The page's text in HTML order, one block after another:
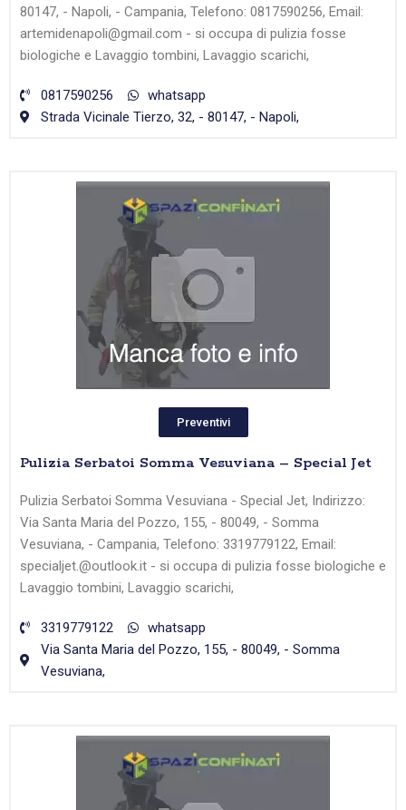
80147, - Napoli, - Campania, Telefono: 0817590256, Email:
artemidenapoli@gmail.com - si occupa di pulizia fosse
biologiche e Lavaggio tombini, Lavaggio scarichi,
0817590256
whatsapp
Strada Vicinale Tierzo, 32, - 80147, - Napoli,
Preventivi
Pulizia Serbatoi Somma Vesuviana – Special Jet
Pulizia Serbatoi Somma Vesuviana - Special Jet, Indirizzo:
Via Santa Maria del Pozzo, 155, - 80049, - Somma
Vesuviana, - Campania, Telefono: 3319779122, Email:
specialjet.@outlook.it - si occupa di pulizia fosse biologiche e
Lavaggio tombini, Lavaggio scarichi,
3319779122
whatsapp
Via Santa Maria del Pozzo, 155, - 80049, - Somma
Vesuviana,